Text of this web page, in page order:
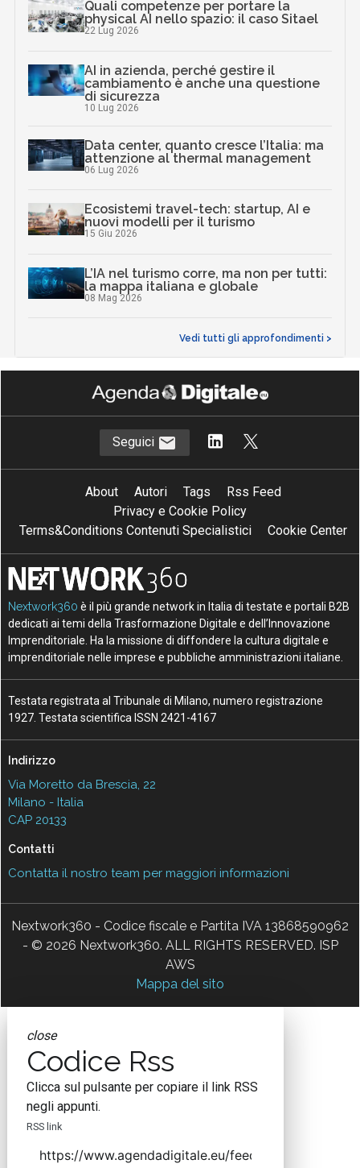
Quali competenze per portare la
physical AI nello spazio: il caso Sitael
22 Lug 2026
AI in azienda, perché gestire il
cambiamento è anche una questione
di sicurezza
10 Lug 2026
Data center, quanto cresce l’Italia: ma
attenzione al thermal management
06 Lug 2026
Ecosistemi travel-tech: startup, AI e
nuovi modelli per il turismo
15 Giu 2026
L’IA nel turismo corre, ma non per tutti:
la mappa italiana e globale
08 Mag 2026
Vedi tutti gli approfondimenti >
Seguici
About Autori Tags
Rss Feed
Privacy e Cookie Policy
Terms&Conditions Contenuti Specialistici
Cookie Center
Nextwork360 è il più grande network in Italia di testate e portali B2B
dedicati ai temi della Trasformazione Digitale e dell’Innovazione
Imprenditoriale. Ha la missione di diffondere la cultura digitale e
imprenditoriale nelle imprese e pubbliche amministrazioni italiane.
Testata registrata al Tribunale di Milano, numero registrazione
1927. Testata scientifica ISSN 2421-4167
Indirizzo
Via Moretto da Brescia, 22
Milano - Italia
CAP 20133
Contatti
Contatta il nostro team per maggiori informazioni
Nextwork360 - Codice fiscale e Partita IVA 13868590962
- © 2026 Nextwork360. ALL RIGHTS RESERVED. ISP
AWS
Mappa del sito
close
Codice Rss
Clicca sul pulsante per copiare il link RSS
negli appunti.
RSS link